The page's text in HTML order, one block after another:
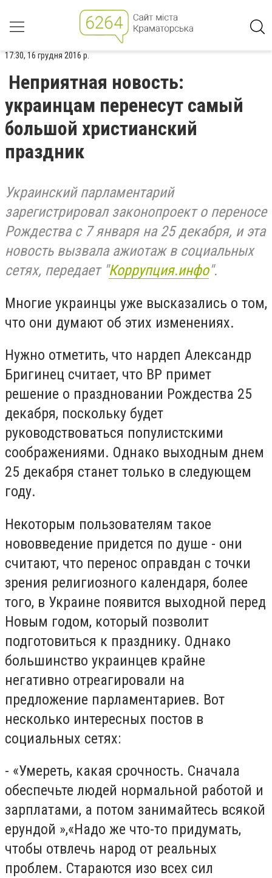
17:30, 16 грудня 2016 р.
Неприятная новость:
украинцам перенесут самый
большой христианский
праздник
Украинский парламентарий
зарегистрировал законопроект о переносе
Рождества с 7 января на 25 декабря, и эта
новость вызвала ажиотаж в социальных
сетях, передает "Коррупция.инфо".
Многие украинцы уже высказались о том,
что они думают об этих изменениях.
Нужно отметить, что нардеп Александр
Бригинец считает, что ВР примет
решение о праздновании Рождества 25
декабря, поскольку будет
руководствоваться популистскими
соображениями. Однако выходным днем
​​25 декабря станет только в следующем
году.
Некоторым пользователям такое
нововведение придется по душе - они
считают, что перенос оправдан с точки
зрения религиозного календаря, более
того, в Украине появится выходной перед
Новым годом, который позволит
подготовиться к празднику. Однако
большинство украинцев крайне
негативно отреагировали на
предложение парламентариев. Вот
несколько интересных постов в
социальных сетях:
- «Умереть, какая срочность. Сначала
обеспечьте людей нормальной работой и
зарплатами, а потом занимайтесь всякой
ерундой »,«Надо же что-то придумать,
чтобы отвлечь народ от реальных
проблем. Стараются изо всех сил